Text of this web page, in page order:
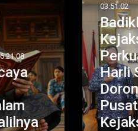
Badiklat
Kejaksaan dan
Perkuat
Harli Siregar
Dorong
Pusat Studi
Kejaksaan